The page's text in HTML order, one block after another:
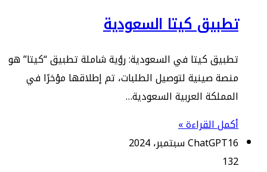
تطبيق كيتا السعودية
تطبيق كيتا في السعودية: رؤية شاملة تطبيق “كيتا” هو
منصة صينية لتوصيل الطلبات، تم إطلاقها مؤخرًا في
المملكة العربية السعودية…
أكمل القراءة »
ChatGPT16 سبتمبر، 2024
132